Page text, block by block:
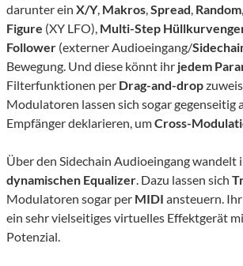
darunter ein X/Y, Makros Spread Random
Figure (XY LFO), Multi-Step
Follower (externer Audioeingang/
Bewegung. Und diese könnt ihr jedem
Filterfunktionen per Drag-and-drop
Modulatoren lassen sich sogar gegenseitig
Empfänger deklarieren, umCross-
Über den Sidechain Audioeingang wandelt
dynamischen Equalizer . Dazu lassen sich
Modulatoren sogar per MIDI ansteuern.
ein sehr vielseitiges virtuelles Effektgerät
Potenzial.